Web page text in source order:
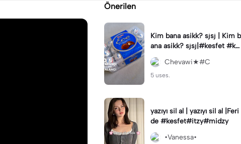
Önerilen
Kim bana asikk? sjsj | Kim b
ana asikk? sjsj|#kesfet #ke
sfetteyiz #capcut #Ece
Chevawi★#C
5 uses.
yazıyı sil al | yazıyı sil al |Feri
de #kesfet#itzy#midzy
•Vanessa•